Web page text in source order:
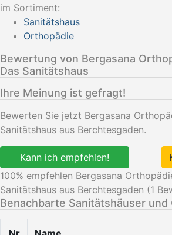
im Sortiment:
Sanitätshaus
Orthopädie
Bewertung von Bergasana
Das Sanitätshaus
Ihre Meinung ist gefragt!
Bewerten Sie jetzt Bergasana
Sanitätshaus aus Berchtesgaden.
Kann ich empfehlen!
100% empfehlen Bergasana
Sanitätshaus aus Berchtesgaden (1
Benachbarte Sanitätshäuser und